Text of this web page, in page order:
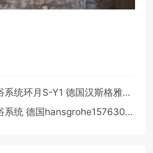
上一款：淋浴系统环月S-Y1 德国汉斯格雅风格
下一款：淋浴系统 德国hansgrohe15763007风格